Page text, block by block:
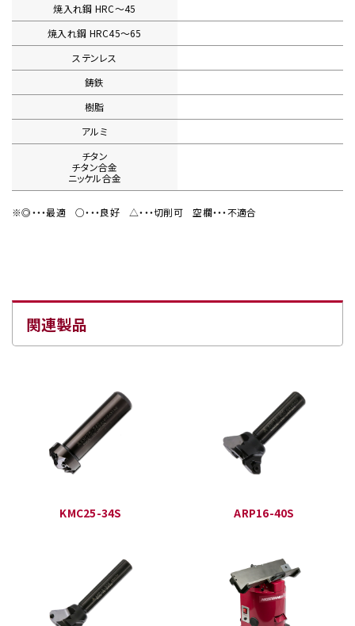
焼入れ鋼 HRC〜45
焼入れ鋼 HRC45〜65
ステンレス
鋳鉄
樹脂
アルミ
チタン
チタン合金
ニッケル合金
※◎・・・最適○・・・良好△・・・切削可 空欄・・・不適合
関連製品
KMC25-34S ARP16-40S